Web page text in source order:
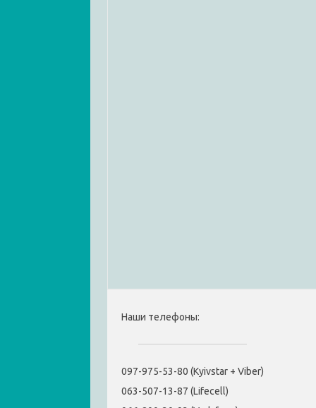
Наши телефоны:
097-975-53-80 (Kyivstar + Viber)
063-507-13-87 (Lifecell)